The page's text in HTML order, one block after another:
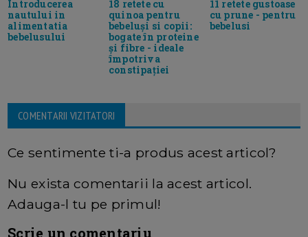
Introducerea
nautului in
alimentatia
bebelusului
18 retete cu
quinoa pentru
bebeluși si copii:
bogate în proteine
și fibre - ideale
împotriva
constipației
11 retete gustoase
cu prune - pentru
bebelusi
COMENTARII VIZITATORI
Ce sentimente ti-a produs acest articol?
Nu exista comentarii la acest articol.
Adauga-l tu pe primul!
Scrie un comentariu